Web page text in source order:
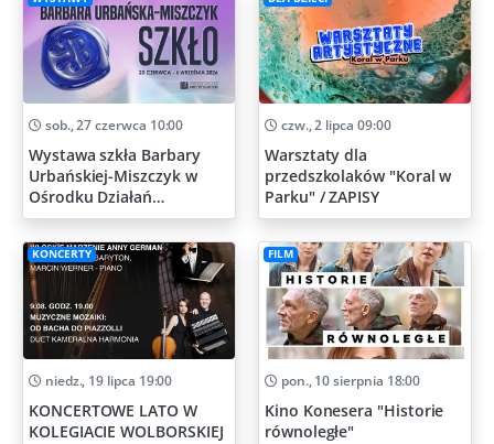
sob., 27 czerwca 10:00
Wystawa szkła Barbary
Urbańskiej-Miszczyk w
Ośrodku Działań
Artystycznych
czw., 2 lipca 09:00
Warsztaty dla
przedszkolaków "Koral w
Parku" / ZAPISY
KONCERTY
niedz., 19 lipca 19:00
KONCERTOWE LATO W
KOLEGIACIE WOLBORSKIEJ
FILM
pon., 10 sierpnia 18:00
Kino Konesera "Historie
równoległe"